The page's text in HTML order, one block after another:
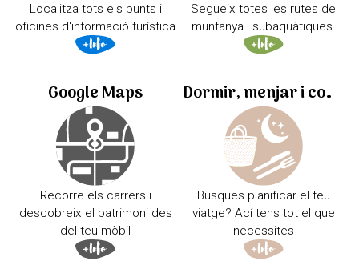
Localitza tots els punts i
oficines d'informació turística
Segueix totes les rutes de
muntanya i subaquàtiques.
Google Maps
Recorre els carrers i
descobreix el patrimoni des
del teu mòbil
Dormir, menjar i comprar
Busques planificar el teu
viatge? Ací tens tot el que
necessites